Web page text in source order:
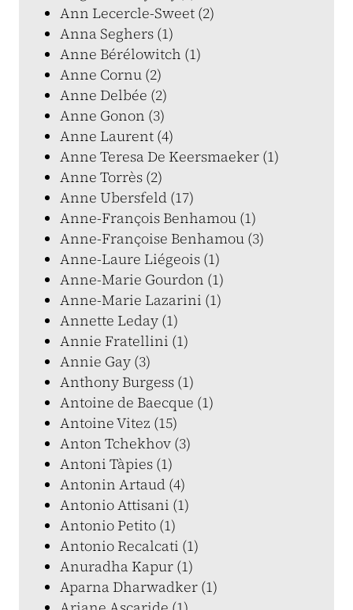
Ann Lecercle-Sweet (2)
Anna Seghers (1)
Anne Bérélowitch (1)
Anne Cornu (2)
Anne Delbée (2)
Anne Gonon (3)
Anne Laurent (4)
Anne Teresa De Keersmaeker (1)
Anne Torrès (2)
Anne Ubersfeld (17)
Anne-François Benhamou (1)
Anne-Françoise Benhamou (3)
Anne-Laure Liégeois (1)
Anne-Marie Gourdon (1)
Anne-Marie Lazarini (1)
Annette Leday (1)
Annie Fratellini (1)
Annie Gay (3)
Anthony Burgess (1)
Antoine de Baecque (1)
Antoine Vitez (15)
Anton Tchekhov (3)
Antoni Tàpies (1)
Antonin Artaud (4)
Antonio Attisani (1)
Antonio Petito (1)
Antonio Recalcati (1)
Anuradha Kapur (1)
Aparna Dharwadker (1)